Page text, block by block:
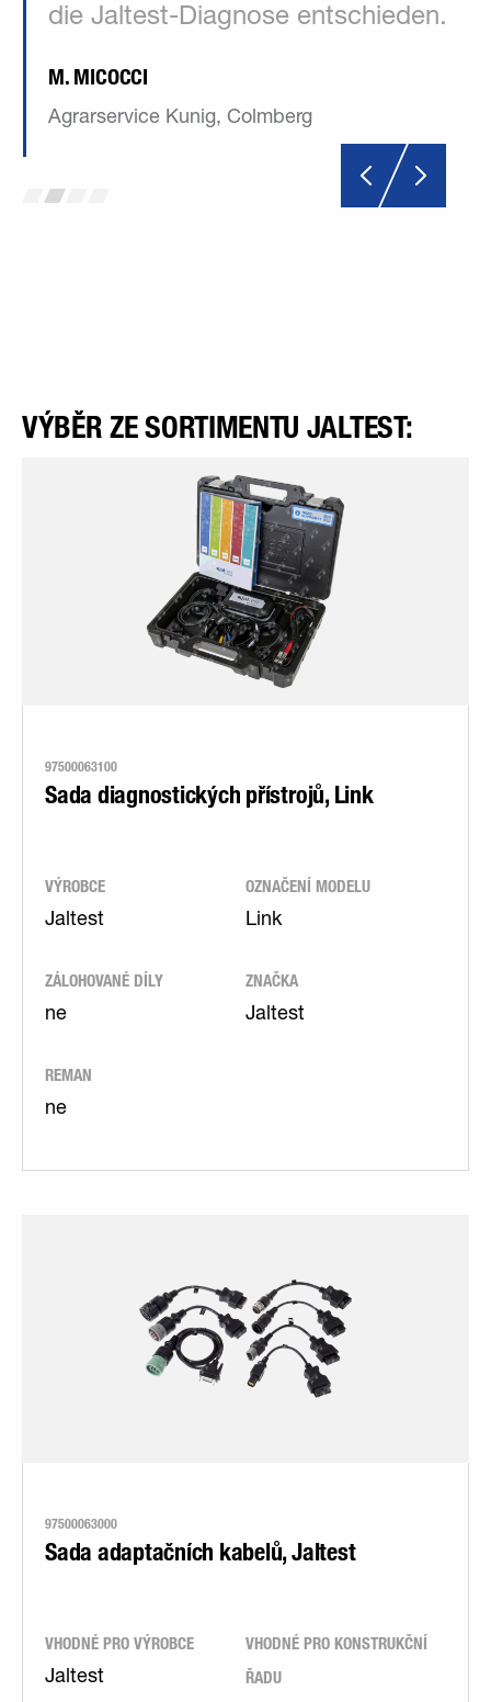
die Jaltest-Diagnose entschieden.
M. MICOCCI
Agrarservice Kunig, Colmberg
VÝBĚR ZE SORTIMENTU JALTEST:
97500063100
Sada diagnostických přístrojů, Link
VÝROBCE
Jaltest
OZNAČENÍ MODELU
Link
ZÁLOHOVANÉ DÍLY
ne
ZNAČKA
Jaltest
REMAN
ne
97500063000
Sada adaptačních kabelů, Jaltest
VHODNÉ PRO VÝROBCE
Jaltest
VHODNÉ PRO KONSTRUKČNÍ
ŘADU